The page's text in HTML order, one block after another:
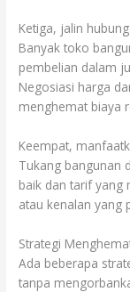
Ketiga, jalin
Banyak toko
pembelian dalam
Negosiasi harga
menghemat biaya
Keempat,
Tukang bangunan
baik dan tarif yang
atau kenalan yang
Strategi
Ada beberapa
tanpa